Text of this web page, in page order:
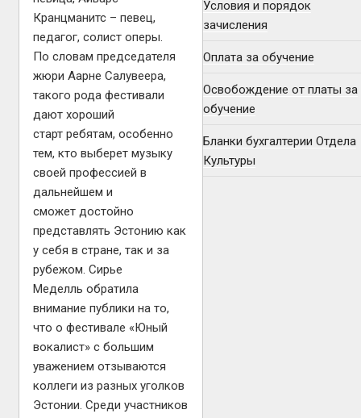
Кранцманитс – певец,
педагог, солист оперы.
По словам председателя
жюри Аарне Салувеера,
такого рода фестивали
дают хороший
старт ребятам, особенно
тем, кто выберет музыку
своей профессией в
дальнейшем и
сможет достойно
представлять Эстонию как
у себя в стране, так и за
рубежом. Сирье
Меделль обратила
внимание публики на то,
что о фестивале «Юный
вокалист» с большим
уважением отзываются
коллеги из разных уголков
Эстонии. Среди участников
Условия и порядок
зачисления
Оплата за обучение
Освобождение от платы за
обучение
Бланки бухгалтерии Отдела
Культуры